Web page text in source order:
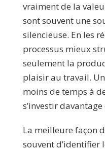
vraiment de la
sont souvent une
silencieuse. En les
processus mieux
seulement la
plaisir au travail.
moins de temps à
s’investir
La meilleure façon
souvent d’identifier